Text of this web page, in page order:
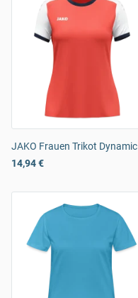
JAKO Frauen Trikot Dynamic
14,94 €